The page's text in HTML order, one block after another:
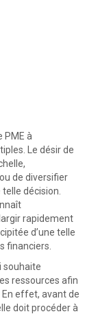
PME à
Le désir de
de diversifier
décision.
rapidement
d’une telle
financiers.
souhaite
ressources afin
effet, avant de
doit procéder à